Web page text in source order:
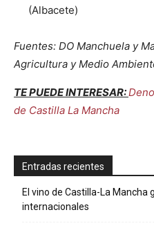
(Albacete)
Fuentes: DO Manchuela y
Agricultura y Medio
TE PUEDE INTERESAR:
de Castilla La Mancha
Entradas recientes
El vino de Castilla-La Mancha
internacionales